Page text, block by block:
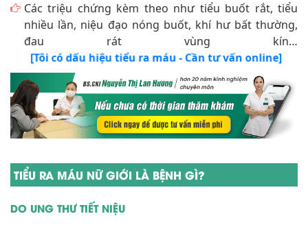
Các triệu chứng kèm theo như tiểu buốt rắt, tiểu
nhiều lần, niệu đạo nóng buốt, khí hư bất thường,
đau rát vùng kín…
[Tôi có dấu hiệu tiểu ra máu - Cần tư vấn online]
TIỂU RA MÁU NỮ GIỚI LÀ BỆNH GÌ?
DO UNG THƯ TIẾT NIỆU